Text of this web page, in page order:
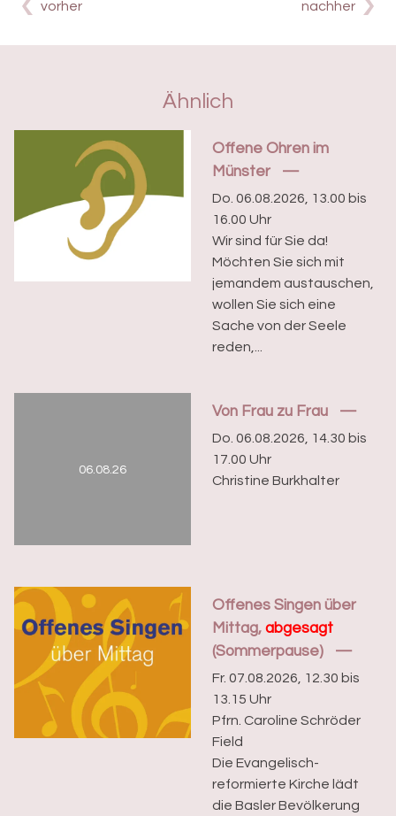
vorher nachher
Ähnlich
Offene Ohren im
Münster
Do. 06.08.2026, 13.00 bis
16.00 Uhr
Wir sind für Sie da!
Möchten Sie sich mit
jemandem austauschen,
wollen Sie sich eine
Sache von der Seele
reden,...
06.08.26
Von Frau zu Frau
Do. 06.08.2026, 14.30 bis
17.00 Uhr
Christine Burkhalter
Offenes Singen über
Mittag,abgesagt
(Sommerpause)
Fr. 07.08.2026, 12.30 bis
13.15 Uhr
Pfrn. Caroline Schröder
Field
Die Evangelisch-
reformierte Kirche lädt
die Basler Bevölkerung